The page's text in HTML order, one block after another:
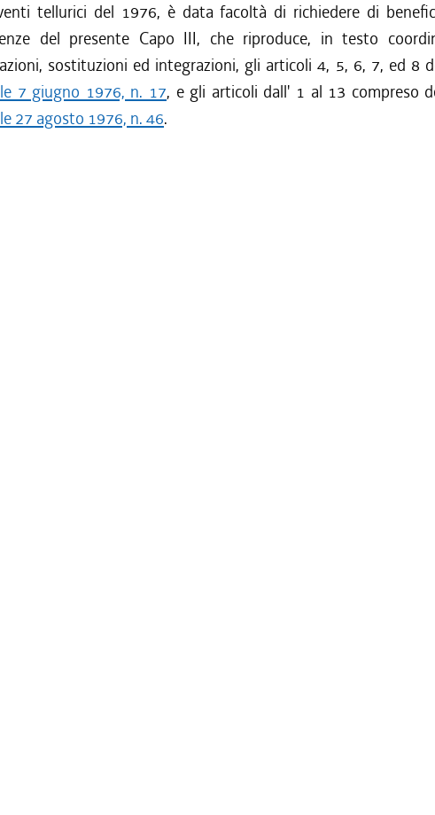
tellurici del 1976, è data facoltà di richiedere di
del presente Capo III, che riproduce, in testo
sostituzioni ed integrazioni, gli articoli 4, 5, 6, 7, ed 8
7 giugno 1976, n. 17, e gli articoli dall' 1 al 13 compreso
27 agosto 1976, n. 46.